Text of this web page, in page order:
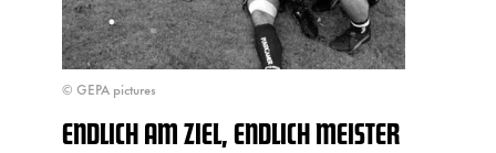
© GEPA pictures
ENDLICH AM ZIEL, ENDLICH MEISTER